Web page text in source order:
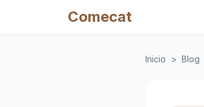
Comecat
Inicio > Blog